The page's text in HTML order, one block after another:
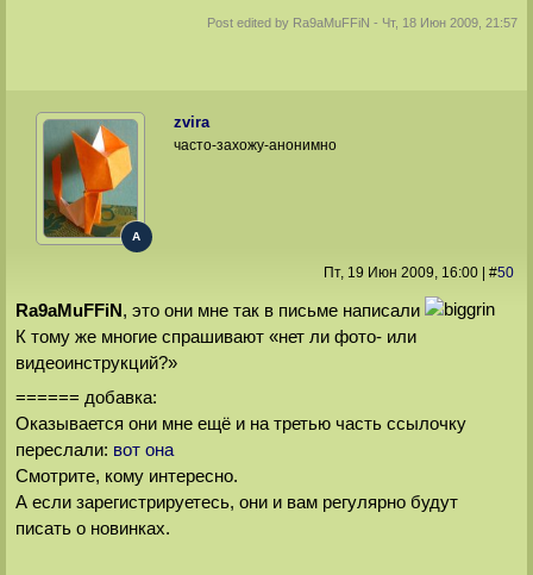
Post edited by Ra9aMuFFiN - Чт, 18 Июн 2009, 21:57
zvira
A
часто-захожу-анонимно
Пт, 19 Июн 2009, 16:00| #50
Ra9aMuFFiN, это они мне так в письме написали
К тому же многие спрашивают «нет ли фото- или
видеоинструкций?»
====== добавка:
Оказывается они мне ещё и на третью часть ссылочку
переслали: вот она
Смотрите, кому интересно.
А если зарегистрируетесь, они и вам регулярно будут
писать о новинках.